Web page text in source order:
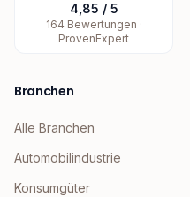
4,85 / 5
164 Bewertungen ·
ProvenExpert
Branchen
Alle Branchen
Automobilindustrie
Konsumgüter